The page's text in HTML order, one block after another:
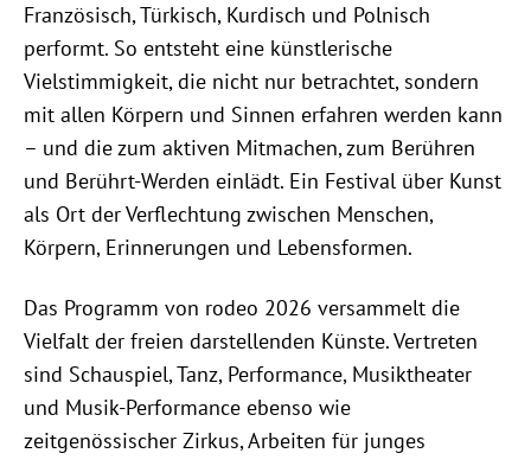
Französisch, Türkisch, Kurdisch und Polnisch
performt. So entsteht eine künstlerische
Vielstimmigkeit, die nicht nur betrachtet, sondern
mit allen Körpern und Sinnen erfahren werden kann
– und die zum aktiven Mitmachen, zum Berühren
und Berührt-Werden einlädt. Ein Festival über Kunst
als Ort der Verflechtung zwischen Menschen,
Körpern, Erinnerungen und Lebensformen.
Das Programm von rodeo 2026 versammelt die
Vielfalt der freien darstellenden Künste. Vertreten
sind Schauspiel, Tanz, Performance, Musiktheater
und Musik-Performance ebenso wie
zeitgenössischer Zirkus, Arbeiten für junges